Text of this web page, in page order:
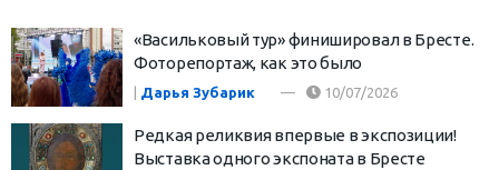
«Васильковый тур» финишировал в Бресте.
Фоторепортаж, как это было
| Дарья Зубарик 10/07/2026
Редкая реликвия впервые в экспозиции!
Выставка одного экспоната в Бресте